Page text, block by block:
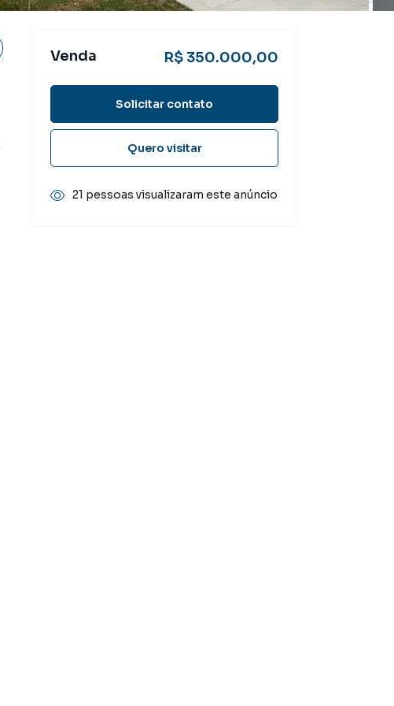
Venda R$ 350.000,00
Solicitar contato
Quero visitar
21 pessoas visualizaram este anúncio